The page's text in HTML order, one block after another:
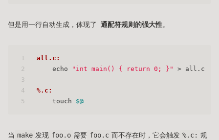
但是用一行自动生成，体现了 通配符规则的强大性。
1
2
3
4
5
all.c:
    echo
"int main() { return 0; }" > all.c
%.c:
    touch
$@
当 make 发现 foo.o 需要 foo.c 而不存在时，它会触发 %.c: 规